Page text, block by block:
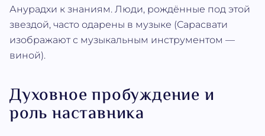
Анурадхи к знаниям. Люди, рождённые под этой
звездой, часто одарены в музыке (Сарасвати
изображают с музыкальным инструментом —
виной).
Духовное пробуждение и
роль наставника